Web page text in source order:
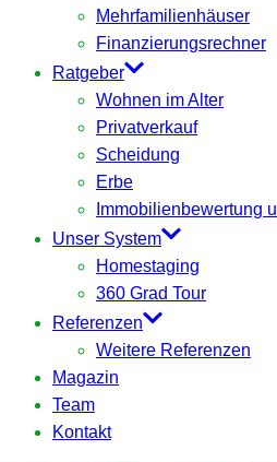
Mehrfamilienhäuser
Finanzierungsrechner
Ratgeber
Wohnen im Alter
Privatverkauf
Scheidung
Erbe
Immobilienbewertung
Unser System
Homestaging
360 Grad Tour
Referenzen
Weitere Referenzen
Magazin
Team
Kontakt